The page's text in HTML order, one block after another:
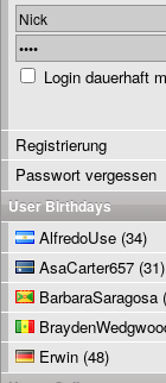
Login dauerhaft
Registrierung
Passwort vergessen
User Birthdays
AlfredoUse (34)
AsaCarter657 (31)
BarbaraSaragosa
Erwin (48)